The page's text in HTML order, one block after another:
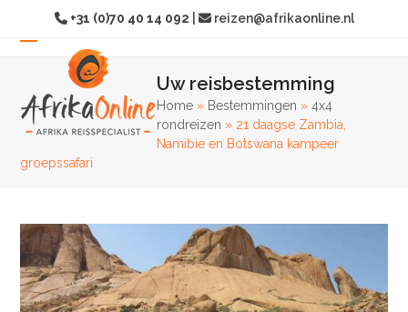
Overslaan
hoofdinhoud
+31 (0)70 40 14 092 reizen@afrikaonline.nl
Open
mobiel
menu
mobiel
menu
Uw reisbestemming
Home » Bestemmingen »4x4
rondreizen » 21 daagse Zambia,
Namibie en Botswana kampeer
groepssafari